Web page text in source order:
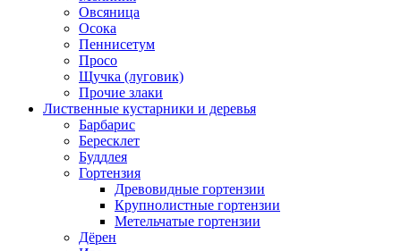
Овсяница
Осока
Пеннисетум
Просо
Щучка (луговик)
Прочие злаки
Лиственные кустарники и деревья
Барбарис
Бересклет
Буддлея
Гортензия
Древовидные гортензии
Крупнолистные гортензии
Метельчатые гортензии
Дёрен